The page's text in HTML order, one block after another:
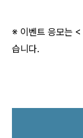
※ 이벤트 응모는 <
습니다.